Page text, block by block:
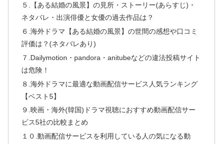
５.【ある結婚の風景】の見所・ストーリー(あらすじ)・
ネタバレ・出演俳優と女優の過去作品は？
６.海外ドラマ【ある結婚の風景】の世間の感想や口コミ
評価は？(ネタバレあり)
７.Dailymotion・pandora・anitubeなどの違法投稿サイト
は危険！
８.海外ドラマに最適な動画配信サービス人気ランキング
【ベスト5】
９.映画・海外(韓国)ドラマ視聴におすすめ動画配信サー
ビス5社の比較まとめ
１０.動画配信サービスを利用している人の気になる動